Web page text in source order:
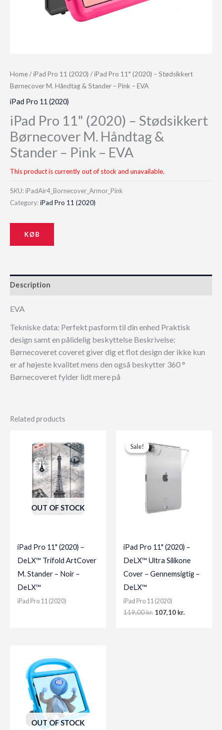
Home/iPad Pro 11 (2020) / iPad Pro 11" (2020) – Stødsikkert
Børnecover M. Håndtag & Stander – Pink – EVA
iPad Pro 11 (2020)
iPad Pro 11" (2020) – Stødsikkert
Børnecover M. Håndtag &
Stander – Pink – EVA
This product is currently out of stock and unavailable.
SKU: iPadAir4_Bornecover_Armor_Pink
Category:iPad Pro 11 (2020)
KØB
Description
EVA
Tekniske data: Perfekt pasform til din enhed Praktisk
design samt en pålidelig beskyttelse Beskrivelse:
Børnecoveret coveret giver dig et flot design der ikke kun
er af højeste kvalitet mens den også beskytter 360 °
Børnecoveret fylder lidt mere på
Related products
OUT OF STOCK
iPad Pro 11" (2020) –
DeLX™ Trifold ArtCover
M. Stander – Noir –
DeLX™
iPad Pro 11 (2020)
Sale!
Sale!
iPad Pro 11" (2020) –
DeLX™ Ultra Silikone
Cover – Gennemsigtig –
DeLX™
iPad Pro 11 (2020)
119,00kr. Original
107,10 kr.
OUT OF STOCK